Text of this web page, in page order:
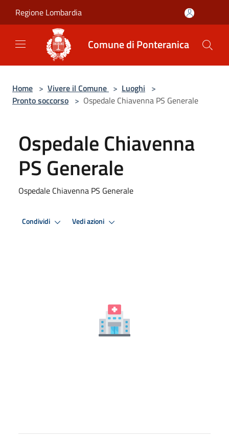
Regione Lombardia
Comune di Ponteranica
Home > Vivere il Comune > Luoghi >
Pronto soccorso > Ospedale Chiavenna PS Generale
Ospedale Chiavenna
PS Generale
Ospedale Chiavenna PS Generale
Condividi Vedi azioni